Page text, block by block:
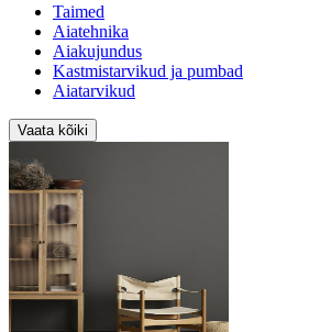
Taimed
Aiatehnika
Aiakujundus
Kastmistarvikud ja pumbad
Aiatarvikud
Vaata kõiki